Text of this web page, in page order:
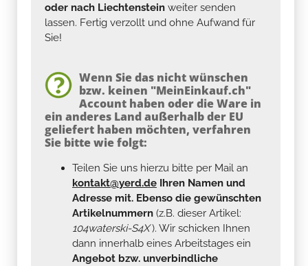
oder nach Liechtenstein weiter senden
lassen. Fertig verzollt und ohne Aufwand für
Sie!
Wenn Sie das nicht wünschen
bzw. keinen "MeinEinkauf.ch"
Account haben oder die Ware in
ein anderes Land außerhalb der EU
geliefert haben möchten, verfahren
Sie bitte wie folgt:
Teilen Sie uns hierzu bitte per Mail an
kontakt@yerd.de Ihren Namen und
Adresse mit. Ebenso die gewünschten
Artikelnummern (z.B. dieser Artikel:
104waterski-S4X). Wir schicken Ihnen
dann innerhalb eines Arbeitstages ein
Angebot bzw. unverbindliche